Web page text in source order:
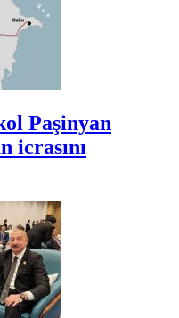
Paşinyan
icrasını